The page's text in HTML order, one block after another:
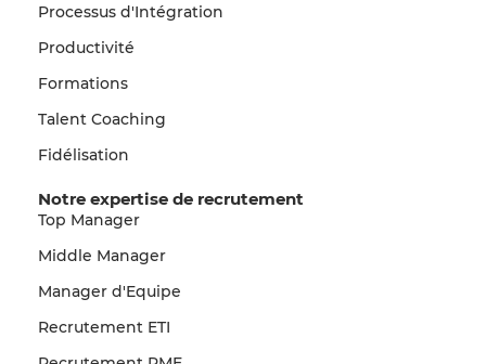
Processus d'Intégration
Productivité
Formations
Talent Coaching
Fidélisation
Notre expertise de recrutement
Top Manager
Middle Manager
Manager d'Equipe
Recrutement ETI